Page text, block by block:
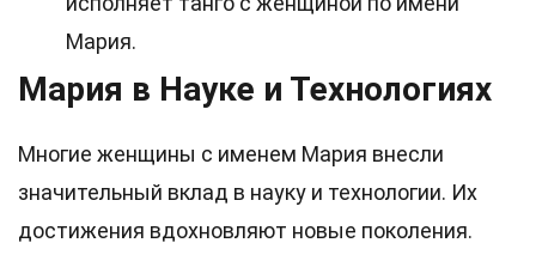
Мария.
Мария в Науке и Технологиях
Многие женщины с именем Мария внесли
значительный вклад в науку и технологии. Их
достижения вдохновляют новые поколения.